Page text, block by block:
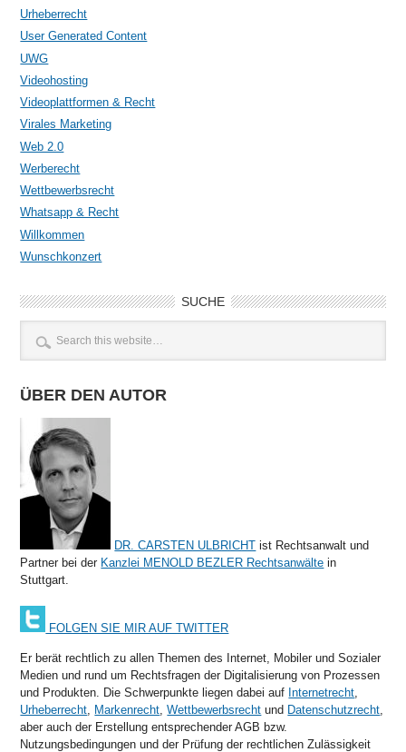
Urheberrecht
User Generated Content
UWG
Videohosting
Videoplattformen & Recht
Virales Marketing
Web 2.0
Werberecht
Wettbewerbsrecht
Whatsapp & Recht
Willkommen
Wunschkonzert
SUCHE
ÜBER DEN AUTOR
DR. CARSTEN ULBRICHT ist Rechtsanwalt und
Partner bei der Kanzlei MENOLD BEZLER Rechtsanwälte in
Stuttgart.
FOLGEN SIE MIR AUF TWITTER
Er berät rechtlich zu allen Themen des Internet, Mobiler und Sozialer
Medien und rund um Rechtsfragen der Digitalisierung von Prozessen
und Produkten. Die Schwerpunkte liegen dabei auf Internetrecht
Urheberrecht
Markenrecht ,Wettbewerbsrecht und Datenschutzrecht
aber auch der Erstellung entsprechender AGB bzw.
Nutzungsbedingungen und der Prüfung der rechtlichen Zulässigkeit